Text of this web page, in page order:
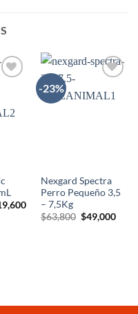
El
precio
actual
-23%
A LA
Nexgard Spectra
Perro Pequeño 3,5
– 7,5Kg
$63,800 El
precio
$49,000El